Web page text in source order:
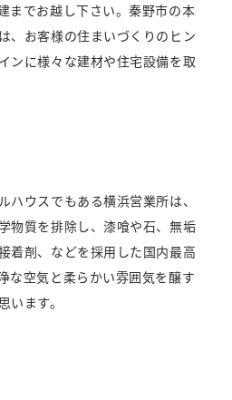
までお越し下さい。秦野市の本
、お客様の住まいづくりのヒン
ンに様々な建材や住宅設備を取
ハウスでもある横浜営業所は、
物質を排除し、漆喰や石、無垢
着剤、などを採用した国内最高
な空気と柔らかい雰囲気を醸す
います。